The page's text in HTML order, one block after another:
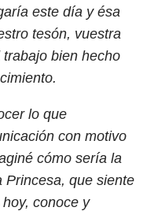
este día y ésa
tesón, vuestra
bien hecho
lo que
con motivo
cómo sería la
Princesa, que siente
conoce y